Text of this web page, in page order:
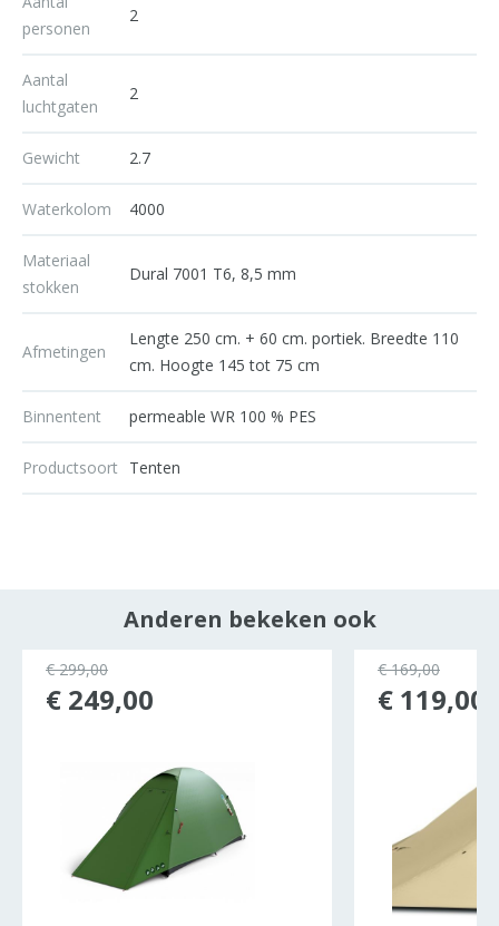
personen
2
Aantal
luchtgaten
2
Gewicht 2.7
Waterkolom 4000
Materiaal
stokken
Dural 7001 T6, 8,5 mm
Afmetingen
Lengte 250 cm. + 60 cm. portiek. Breedte 110
cm. Hoogte 145 tot 75 cm
Binnentent permeable WR 100 % PES
Productsoort Tenten
Anderen bekeken ook
€ 299,00
€ 249,00
€ 169,00
€ 119,00